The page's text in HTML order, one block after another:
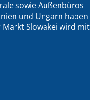
sowie Außenbüros
und Ungarn haben
Slowakei wird mit